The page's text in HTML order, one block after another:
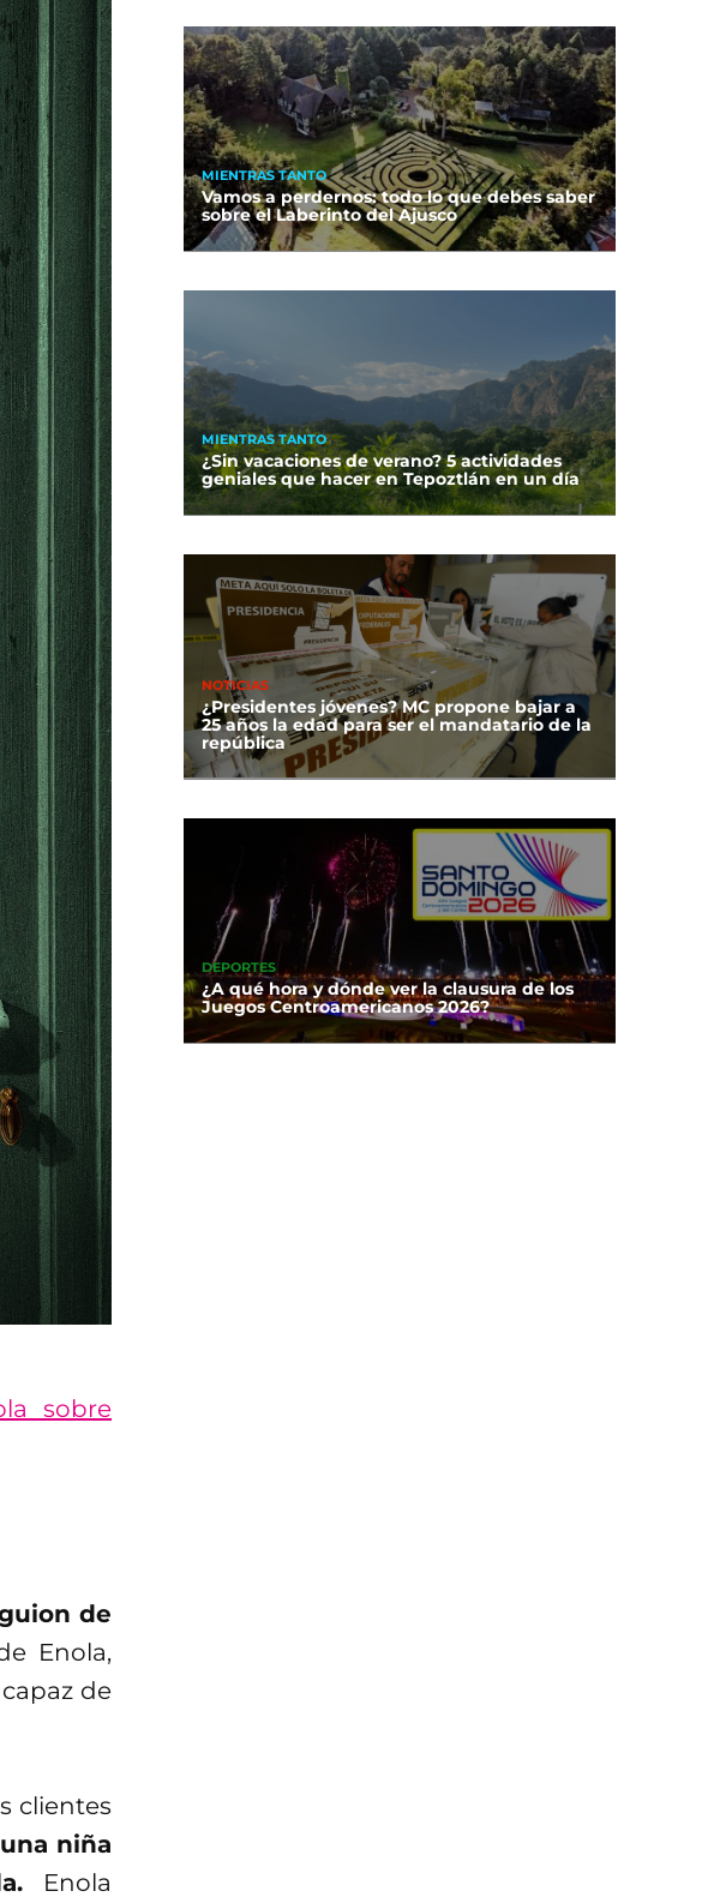
sobre
de
Enola,
de
clientes
una niña
Enola
MIENTRAS TANTO
Vamos a perdernos: todo lo que debes saber
sobre el Laberinto del Ajusco
MIENTRAS TANTO
¿Sin vacaciones de verano? 5 actividades
geniales que hacer en Tepoztlán en un día
NOTICIAS
¿Presidentes jóvenes? MC propone bajar a
25 años la edad para ser el mandatario de la
república
DEPORTES
¿A qué hora y dónde ver la clausura de los
Juegos Centroamericanos 2026?